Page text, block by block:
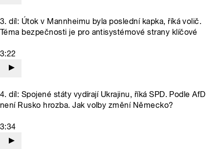
3. díl: Útok v Mannheimu byla poslední kapka, říká volič.
Téma bezpečnosti je pro antisystémové strany klíčové
3:22
4. díl: Spojené státy vydírají Ukrajinu, říká SPD. Podle AfD
není Rusko hrozba. Jak volby změní Německo?
3:34